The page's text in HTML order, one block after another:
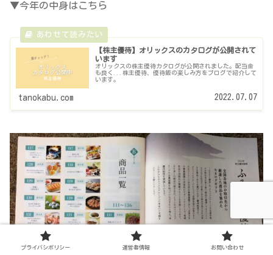
▼今年の中身はこちら
【株主優待】オリックスのカタログが公開されて
います
オリックスの株主優待カタログが公開されました。配当金
も良く...株主優待、優待飯の楽しみ方をブログで紹介して
います。
tanokabu.com 2022.07.07
プライバシポリシー 運営者情報 お問い合わせ